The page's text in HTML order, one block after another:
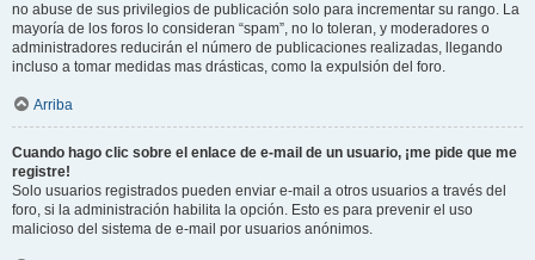
no abuse de sus privilegios de publicación solo para incrementar su rango. La
mayoría de los foros lo consideran “spam”, no lo toleran, y moderadores o
administradores reducirán el número de publicaciones realizadas, llegando
incluso a tomar medidas mas drásticas, como la expulsión del foro.
Arriba
Cuando hago clic sobre el enlace de e-mail de un usuario, ¡me pide que me
registre!
Solo usuarios registrados pueden enviar e-mail a otros usuarios a través del
foro, si la administración habilita la opción. Esto es para prevenir el uso
malicioso del sistema de e-mail por usuarios anónimos.